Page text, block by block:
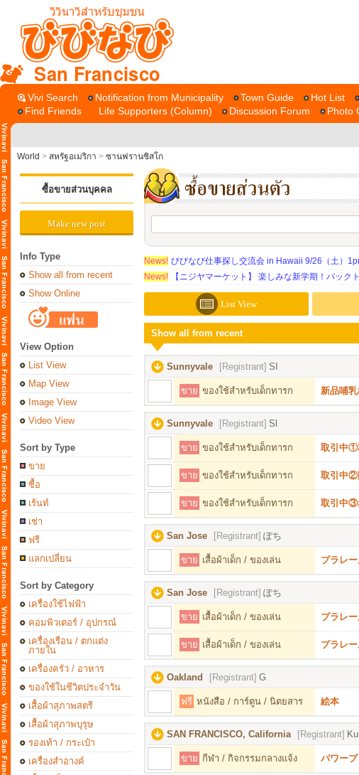
San Francisco
Vivi Search Notification from Municipality Town Guide Hot List
Find Friends
Life Supporters (Column) Discussion Forum Photo
World > สหรัฐอเมริกา > ซานฟรานซิสโก
ซื้อขายส่วนบุคคล
Make new post
Info Type
Show all from recent
Show Online
View Option
List View
Map View
Image View
Video View
Sort by Type
ขาย
ซื้อ
เร้นท์
เช่า
ฟรี
แลกเปลี่ยน
Sort by Category
เครื่องใช้ไฟฟ้า
คอมพิวเตอร์ / อุปกรณ์
เครื่องเรือน / ตกแต่ง
ภายใน
เครื่องครัว / อาหาร
ของใช้ในชีวิตประจำวัน
เสื้อผ้าสุภาพสตรี
เสื้อผ้าสุภาพบุรุษ
รองเท้า / กระเป๋า
เครื่องสำอางค์
News! びびなび仕事探し交流会 in Hawaii 9/26（土）
News!
【ニジヤマーケット】 楽しみな新学期！バック
List View
Show all from recent
Sunnyvale [Registrant] SI
ขาย ของใช้สำหรับเด็กทารก 新品哺
Sunnyvale [Registrant] Sl
ขาย ของใช้สำหรับเด็กทารก 取引中①
ขาย ของใช้สำหรับเด็กทารก 取引中②
ขาย ของใช้สำหรับเด็กทารก 取引中③
San Jose [Registrant] ぽち
ขาย เสื้อผ้าเด็ก / ของเล่น プラレ
San Jose [Registrant] ぽち
ขาย เสื้อผ้าเด็ก / ของเล่น プラレ
ขาย เสื้อผ้าเด็ก / ของเล่น プラレ
Oakland [Registrant] G
ฟรี หนังสือ / การ์ตูน / นิตยสาร 絵本
SAN FRANCISCO, California [Registrant]
ขาย กีฬา / กิจกรรมกลางแจ้ง パワープ